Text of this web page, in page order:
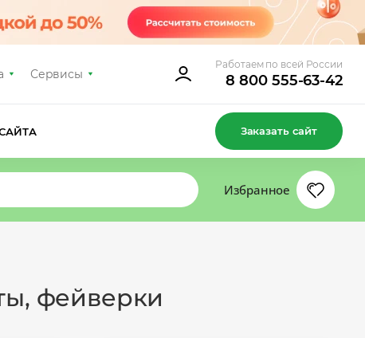
Сервисы
Работаем по всей России
8 800 555-63-42
Заказать сайт
Избранное
фейверки